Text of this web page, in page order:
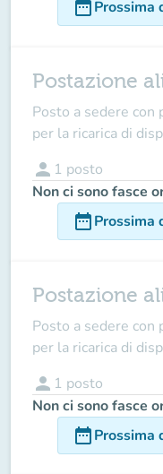
date_rangeProssima
Postazione
Posto a sedere
per la ricarica di
person 1 posto
Non ci sono fasce
date_rangeProssima
Postazione
Posto a sedere
per la ricarica di
person 1 posto
Non ci sono fasce
date_rangeProssima